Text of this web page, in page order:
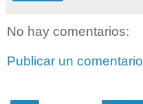
No hay comentarios:
Publicar un comentario